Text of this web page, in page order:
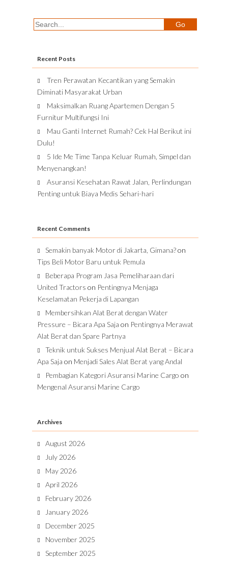
Recent Posts
Tren Perawatan Kecantikan yang Semakin
Diminati Masyarakat Urban
Maksimalkan Ruang Apartemen Dengan 5
Furnitur Multifungsi Ini
Mau Ganti Internet Rumah? Cek Hal Berikut ini
Dulu!
5 Ide Me Time Tanpa Keluar Rumah, Simpel dan
Menyenangkan!
Asuransi Kesehatan Rawat Jalan, Perlindungan
Penting untuk Biaya Medis Sehari-hari
Recent Comments
Semakin banyak Motor di Jakarta, Gimana?on
Tips Beli Motor Baru untuk Pemula
Beberapa Program Jasa Pemeliharaan dari
United Tractors on Pentingnya Menjaga
Keselamatan Pekerja di Lapangan
Membersihkan Alat Berat dengan Water
Pressure – Bicara Apa Saja on Pentingnya Merawat
Alat Berat dan Spare Partnya
Teknik untuk Sukses Menjual Alat Berat – Bicara
Apa Saja on Menjadi Sales Alat Berat yang Andal
Pembagian Kategori Asuransi Marine Cargo on
Mengenal Asuransi Marine Cargo
Archives
August 2026
July 2026
May 2026
April 2026
February 2026
January 2026
December 2025
November 2025
September 2025